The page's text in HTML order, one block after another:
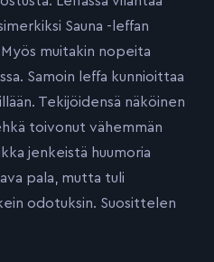
Sauna -leffan
muitakin nopeita
Samoin leffa kunnioittaa
Tekijöidensä näköinen
toivonut vähemmän
jenkeistä huumoria
pala, mutta tuli
odotuksin. Suosittelen